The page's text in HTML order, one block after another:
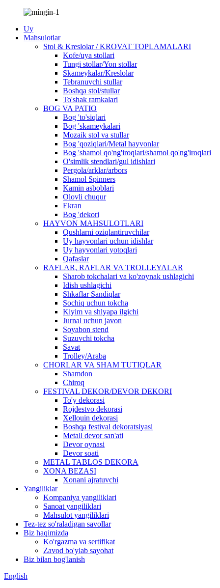
Uy
Mahsulotlar
Stol & Kreslolar / KROVAT TOPLAMALARI
Kofe/uya stollari
Tungi stollar/Yon stollar
Skameykalar/Kreslolar
Tebranuvchi stullar
Boshqa stol/stullar
To'shak ramkalari
BOG VA PATIO
Bog 'to'siqlari
Bog 'skameykalari
Mozaik stol va stullar
Bog 'qoziqlari/Metal hayvonlar
Bog 'shamol qo'ng'iroqlari/shamol qo'ng'iroqlari
O'simlik stendlari/gul idishlari
Pergola/arklar/arbors
Shamol Spinners
Kamin asboblari
Olovli chuqur
Ekran
Bog 'dekori
HAYVON MAHSULOTLARI
Qushlarni oziqlantiruvchilar
Uy hayvonlari uchun idishlar
Uy hayvonlari yotoqlari
Qafaslar
RAFLAR, RAFLAR VA TROLLEYALAR
Sharob tokchalari va ko'zoynak ushlagichi
Idish ushlagichi
Shkaflar Sandiqlar
Sochiq uchun tokcha
Kiyim va shlyapa ilgichi
Jurnal uchun javon
Soyabon stend
Suzuvchi tokcha
Savat
Trolley/Araba
CHORLAR VA SHAM TUTIQLAR
Shamdon
Chiroq
FESTIVAL DEKOR/DEVOR DEKORI
To'y dekorasi
Rojdestvo dekorasi
Xellouin dekorasi
Boshqa festival dekoratsiyasi
Metall devor san'ati
Devor oynasi
Devor soati
METAL TABLOS DEKORA
XONA BEZASI
Xonani ajratuvchi
Yangiliklar
Kompaniya yangiliklari
Sanoat yangiliklari
Mahsulot yangiliklari
Tez-tez so'raladigan savollar
Biz haqimizda
Ko'rgazma va sertifikat
Zavod bo'ylab sayohat
Biz bilan bog'lanish
English